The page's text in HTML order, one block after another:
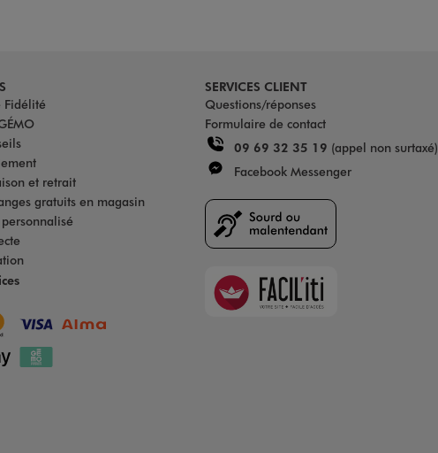
Fidélité
et retrait
gratuits en magasin
SERVICES CLIENT
Questions/réponses
Formulaire de contact
09 69 32 35 19 (appel non surtaxé)
Facebook Messenger
Faciliti